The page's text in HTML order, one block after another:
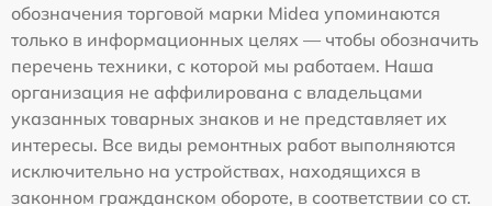
обозначения торговой марки Midea упоминаются
только в информационных целях — чтобы обозначить
перечень техники, с которой мы работаем. Наша
организация не аффилирована с владельцами
указанных товарных знаков и не представляет их
интересы. Все виды ремонтных работ выполняются
исключительно на устройствах, находящихся в
законном гражданском обороте, в соответствии со ст.